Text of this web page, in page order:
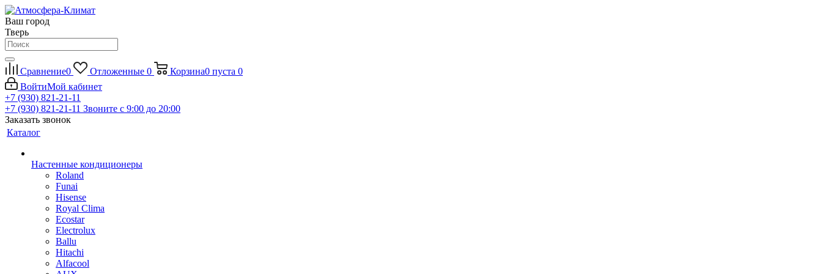
Ваш город
Тверь
Сравнение0 Отложенные 0 Корзина0 пуста 0
ВойтиМой кабинет
+7 (930) 821-21-11
+7 (930) 821-21-11 Звоните с 9:00 до 20:00
Заказать звонок
Каталог
Настенные кондиционеры
Roland
Funai
Hisense
Royal Clima
Ecostar
Electrolux
Ballu
Hitachi
Alfacool